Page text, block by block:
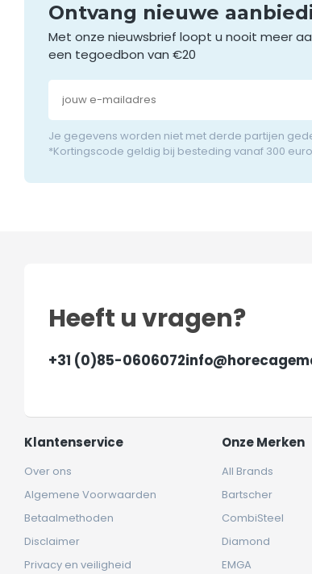
Ontvang nieuwe
Met onze nieuwsbrief loopt u nooit meer
een tegoedbon van €20
Je gegevens worden niet met derde partijen
*Kortingscode geldig bij besteding vanaf 300 euro
Heeft u vragen?
+31 (0)85-0606072
Klantenservice
Over ons
Algemene Voorwaarden
Betaalmethoden
Disclaimer
Privacy en veiligheid
Onze Merken
All Brands
Bartscher
CombiSteel
Diamond
EMGA